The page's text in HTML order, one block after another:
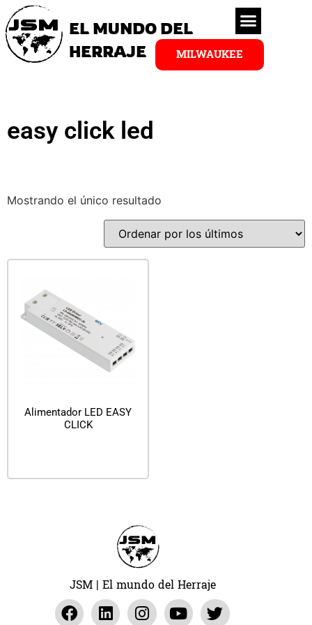
EL MUNDO DEL
HERRAJE
MILWAUKEE
easy click led
Mostrando el único resultado
Alimentador LED EASY
CLICK
JSM | El mundo del Herraje